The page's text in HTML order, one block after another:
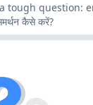
a tough question:
कैसे करें?